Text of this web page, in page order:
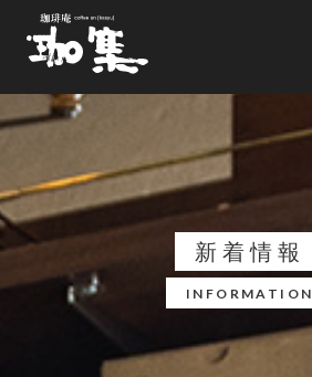
新着情報
INFORMATION